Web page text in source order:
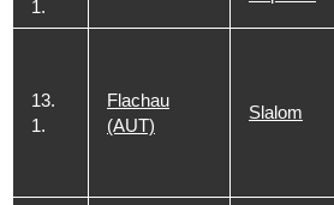
1.
13.
1.
Flachau
(AUT)
Slalom